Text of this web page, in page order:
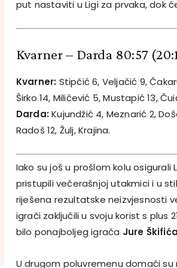
put nastaviti u Ligi za prvaka, dok
Kvarner – Darda 80:57
Kvarner: Stipčić 6, Veljačić 9,
Širko 14, Miličević 5, Mustapić 13,
Darda:Kujundžić 4, Meznarić 2,
Radoš 12, Žulj, Krajina.
Iako su još u prošlom kolu osigurali
pristupili večerašnjoj utakmici i u
riješena rezultatske neizvjesnosti
igrači zaključili u svoju korist s plus
bilo ponajboljeg igrača Jure Škifića
U drugom poluvremenu domaći